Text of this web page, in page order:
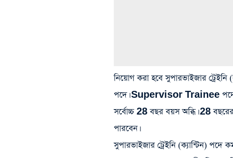
নিয়োগ করা হবে সুপারভাইজার
পদে। Supervisor Trainee পদে
সর্বোচ্চ 28 বছর বয়স অব্ধি। 28
পারবেন।
সুপারভাইজার ট্রেইনি (ক্যান্টিন) পদে